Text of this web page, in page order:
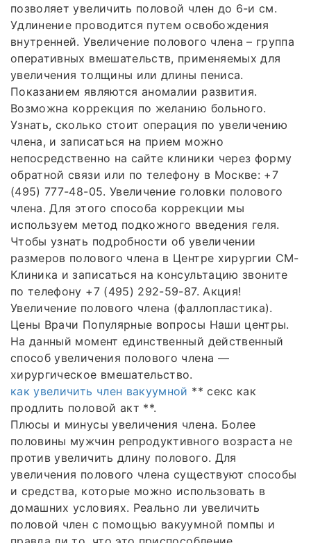
позволяет увеличить половой член до 6-и см.
Удлинение проводится путем освобождения
внутренней. Увеличение полового члена – группа
оперативных вмешательств, применяемых для
увеличения толщины или длины пениса.
Показанием являются аномалии развития.
Возможна коррекция по желанию больного.
Узнать, сколько стоит операция по увеличению
члена, и записаться на прием можно
непосредственно на сайте клиники через форму
обратной связи или по телефону в Москве: +7
(495) 777-48-05. Увеличение головки полового
члена. Для этого способа коррекции мы
используем метод подкожного введения геля.
Чтобы узнать подробности об увеличении
размеров полового члена в Центре хирургии СМ-
Клиника и записаться на консультацию звоните
по телефону +7 (495) 292-59-87. Акция!
Увеличение полового члена (фаллопластика).
Цены Врачи Популярные вопросы Наши центры.
На данный момент единственный действенный
способ увеличения полового члена —
хирургическое вмешательство.
как увеличить член вакуумной ** секс как
продлить половой акт **.
Плюсы и минусы увеличения члена. Более
половины мужчин репродуктивного возраста не
против увеличить длину полового. Для
увеличения полового члена существуют способы
и средства, которые можно использовать в
домашних условиях. Реально ли увеличить
половой член с помощью вакуумной помпы и